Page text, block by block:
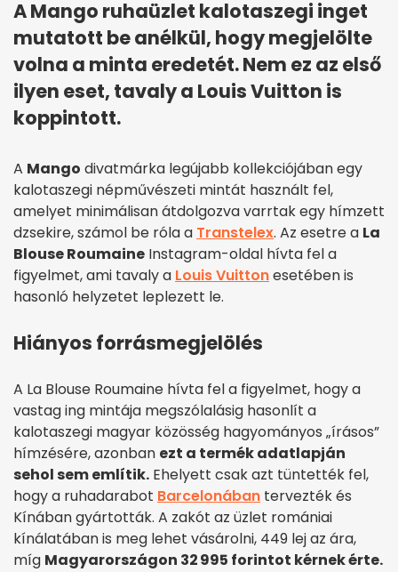
A Mango ruhaüzlet kalotaszegi inget
mutatott be anélkül, hogy megjelölte
volna a minta eredetét. Nem ez az első
ilyen eset, tavaly a Louis Vuitton is
koppintott.
A Mango divatmárka legújabb kollekciójában egy
kalotaszegi népművészeti mintát használt fel,
amelyet minimálisan átdolgozva varrtak egy hímzett
dzsekire, számol be róla a Transtelex. Az esetre a La
Blouse Roumaine Instagram-oldal hívta fel a
figyelmet, ami tavaly a Louis Vuittonesetében is
hasonló helyzetet leplezett le.
Hiányos forrásmegjelölés
A La Blouse Roumaine hívta fel a figyelmet, hogy a
vastag ing mintája megszólalásig hasonlít a
kalotaszegi magyar közösség hagyományos „írásos”
hímzésére, azonban ezt a termék adatlapján
sehol sem említik. Ehelyett csak azt tüntették fel,
hogy a ruhadarabot Barcelonában tervezték és
Kínában gyártották. A zakót az üzlet romániai
kínálatában is meg lehet vásárolni, 449 lej az ára,
míg Magyarországon 32 995 forintot kérnek érte.